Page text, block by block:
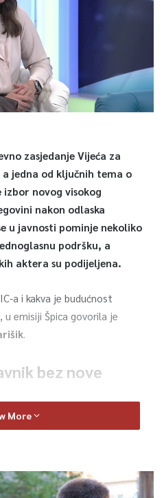
zasjedanje Vijeća za
jedna od ključnih tema o
novog visokog
nakon odlaska
u javnosti pominje nekoliko
podršku, a
aktera su podijeljena.
a i kakva je budućnost
u emisiji Špica govorila je
bez nove
čelu OHR-a suštinski neće
mi dobiti novog visokog
More